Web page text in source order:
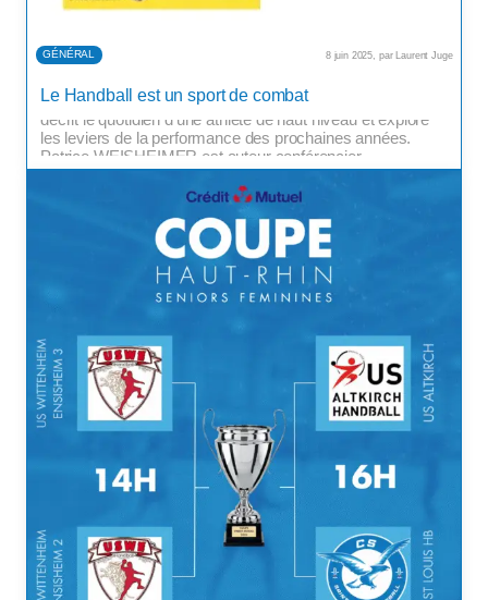
Le Handball est un sport de combat
de la vie et de l’écosystème d’une joueuse professionnelle,
décrit le quotidien d’une athlète de haut niveau et explore
les leviers de la performance des prochaines années.
Patrice WEISHEIMER est auteur conférencier,
comentateur sur Hand TV et coach-alignologue. Il
accompagne les dirigeants et athlètes de […]
GÉNÉRAL 8 juin 2025, par Laurent Juge